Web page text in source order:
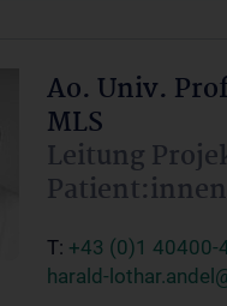
Ao. Univ.
MLS
Leitung
T: +43 (0)1 40400-
harald-